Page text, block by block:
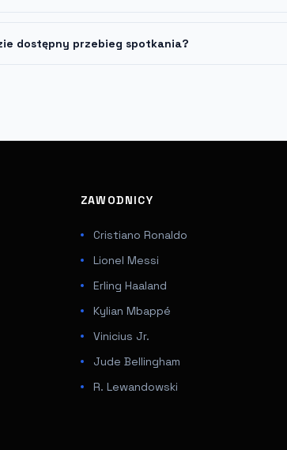
dostępny przebieg spotkania?
ZAWODNICY
Cristiano Ronaldo
Lionel Messi
Erling Haaland
Kylian Mbappé
Vinicius Jr.
Jude Bellingham
R. Lewandowski